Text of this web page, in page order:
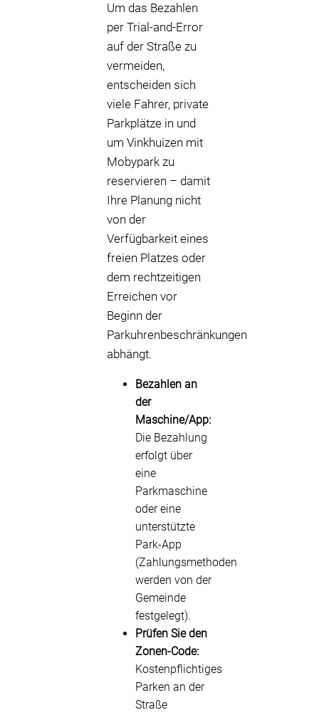
Um das Bezahlen
per Trial-and-Error
auf der Straße zu
vermeiden,
entscheiden sich
viele Fahrer, private
Parkplätze in und
um Vinkhuizen mit
Mobypark zu
reservieren – damit
Ihre Planung nicht
von der
Verfügbarkeit eines
freien Platzes oder
dem rechtzeitigen
Erreichen vor
Beginn der
Parkuhrenbeschränkungen
abhängt.
Bezahlen an
der
Maschine/App:
Die Bezahlung
erfolgt über
eine
Parkmaschine
oder eine
unterstützte
Park-App
(Zahlungsmethoden
werden von der
Gemeinde
festgelegt).
Prüfen Sie den
Zonen-Code:
Kostenpflichtiges
Parken an der
Straße